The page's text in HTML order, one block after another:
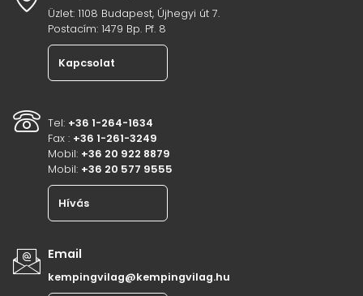
Üzlet: 1108 Budapest, Újhegyi út 7.
Postacím: 1479 Bp. Pf. 8
Kapcsolat
Tel: +36 1-264-1634
Fax : +36 1-261-3249
Mobil: +36 20 922 8879
Mobil: +36 20 577 9555
Hívás
Email
kempingvilag@kempingvilag.hu